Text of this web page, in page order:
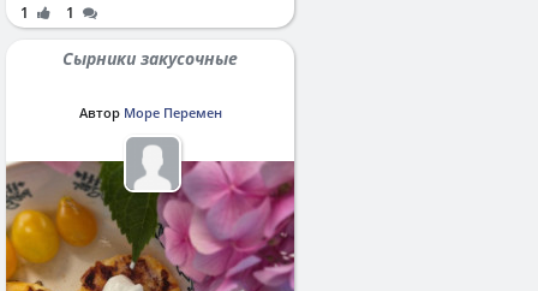
1 1
Сырники закусочные
Автор Море Перемен